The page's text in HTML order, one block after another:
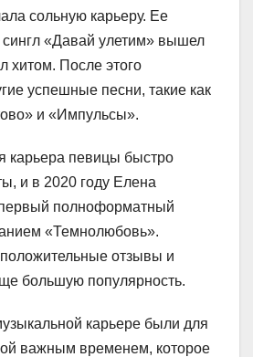
сольную карьеру. Ее
«Давай улетим» вышел
хитом. После этого
успешные песни, такие как
и «Импульсы».
карьера певицы быстро
и в 2020 году Елена
полноформатный
«Темнолюбовь».
отзывы и
большую популярность.
карьере были для
важным временем, которое